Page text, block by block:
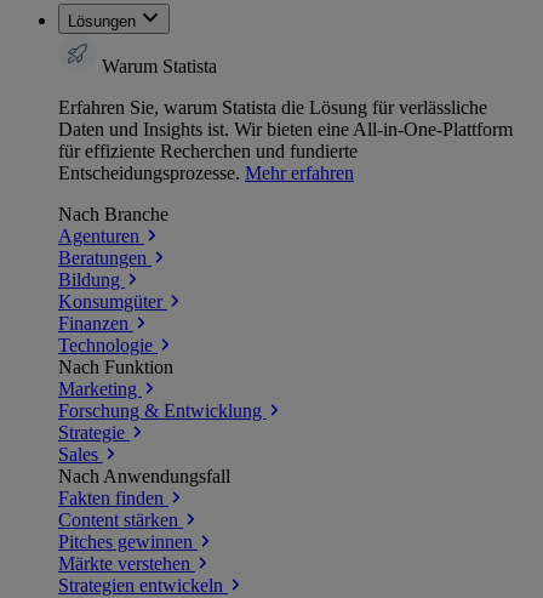
Lösungen
Warum Statista
Erfahren Sie, warum Statista die Lösung für verlässliche
Daten und Insights ist. Wir bieten eine All-in-One-Plattform
für effiziente Recherchen und fundierte
Entscheidungsprozesse. Mehr erfahren
Nach Branche
Agenturen
Beratungen
Bildung
Konsumgüter
Finanzen
Technologie
Nach Funktion
Marketing
Forschung & Entwicklung
Strategie
Sales
Nach Anwendungsfall
Fakten finden
Content stärken
Pitches gewinnen
Märkte verstehen
Strategien entwickeln